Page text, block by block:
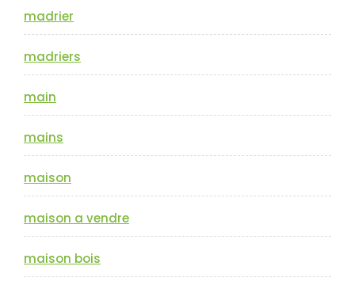
madrier
madriers
main
mains
maison
maison a vendre
maison bois